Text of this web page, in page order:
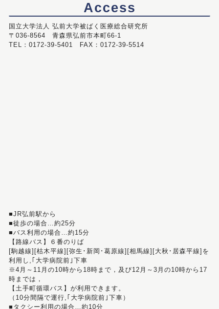
Access
国立大学法人 弘前大学被ばく医療総合研究所
〒036-8564 青森県弘前市本町66-1
TEL：0172-39-5401 FAX：0172-39-5514
■JR弘前駅から
■徒歩の場合…約25分
■バス利用の場合…約15分
【路線バス】６番のりば
[駒越線][枯木平線][弥生･新岡･葛原線][相馬線][大秋･居森平線]を
利用し,｢大学病院前｣下車
※4月～11月の10時から18時まで，及び12月～3月の10時から17
時までは，
【土手町循環バス】が利用できます。
（10分間隔で運行,｢大学病院前｣下車）
■タクシー利用の場合…約10分